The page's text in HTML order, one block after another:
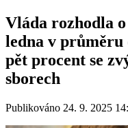
Vláda rozhodla
ledna v průměru
pět procent se
sborech
Publikováno 24. 9. 2025